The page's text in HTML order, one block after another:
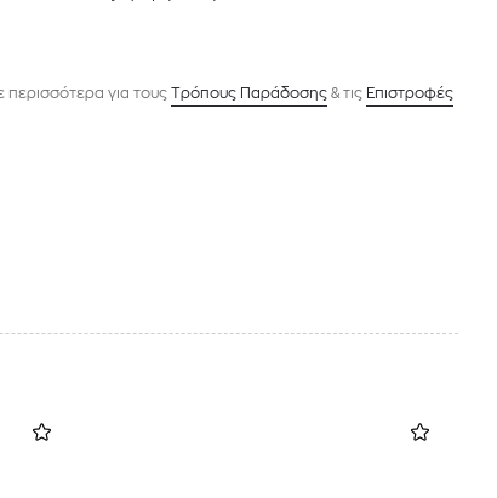
περισσότερα για τους Tρόπους Παράδοσης & τις Επιστροφές